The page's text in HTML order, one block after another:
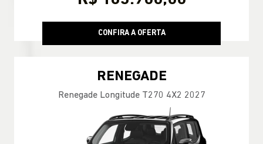
CONFIRA A OFERTA
RENEGADE
Renegade Longitude T270 4X2 2027